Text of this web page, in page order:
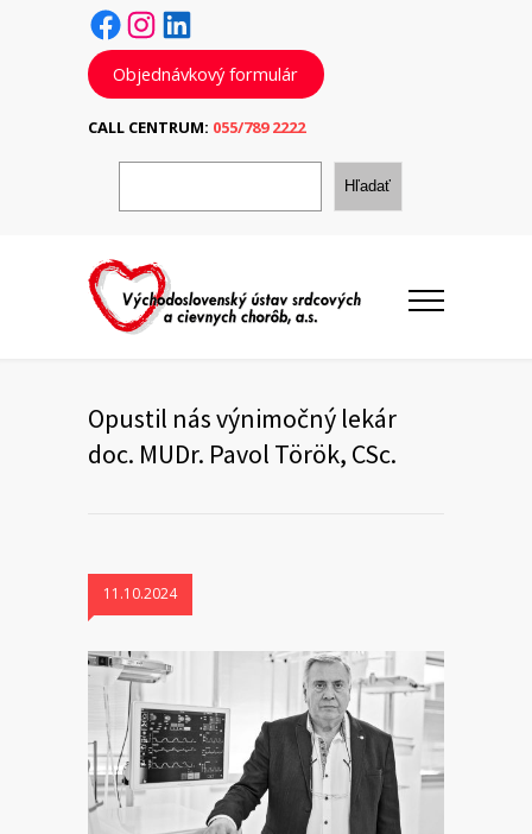
Facebook Instagram LinkedIn
Objednávkový formulár
CALL CENTRUM: 055/789 2222
H
d
Hľadať
Opustil nás výnimočný lekár
doc. MUDr. Pavol Török, CSc.
11.10.2024